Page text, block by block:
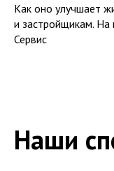
Как оно улучшает
и застройщикам. На
Сервис
Наши